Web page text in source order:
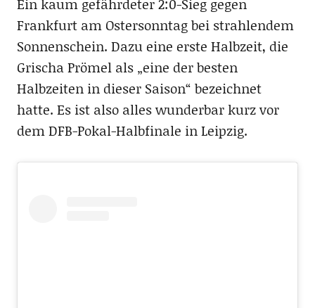
Ein kaum gefährdeter 2:0-Sieg gegen
Frankfurt am Ostersonntag bei strahlendem
Sonnenschein. Dazu eine erste Halbzeit, die
Grischa Prömel als „eine der besten
Halbzeiten in dieser Saison“ bezeichnet
hatte. Es ist also alles wunderbar kurz vor
dem DFB-Pokal-Halbfinale in Leipzig.